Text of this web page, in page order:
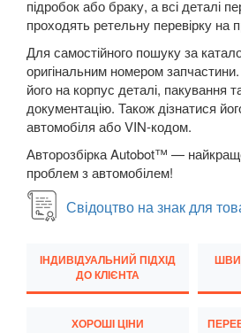
S-Max Mk1 (CA1)
S-Max Mk2
Transit V
Transit VI (V347/V348)
Transit VII
Transit Connect Mk1 (V227,
Transit Courier Mk1
Transit Custom Mk1
підробок або браку, а всі деталі
проходять ретельну перевірку на
Для самостійного пошуку за
оригінальним номером
його на корпус деталі, пакування
документацію. Також дізнатися
автомобіля або VIN-кодом.
Авторозбірка Autobot™ —
проблем з автомобілем!
Свідоцтво на знак для
ІНДИВІДУАЛЬНИЙ ПІДХІД
ДО КЛІЄНТА
ХОРОШІ ЦІНИ